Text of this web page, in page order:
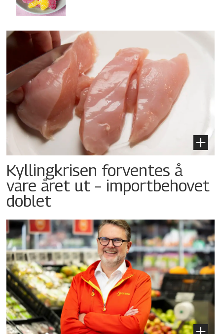
Kyllingkrisen forventes å
vare året ut – importbehovet
doblet